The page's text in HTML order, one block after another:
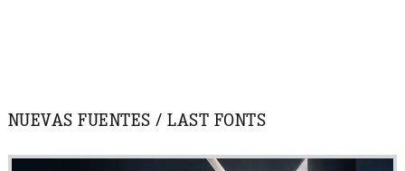
NUEVAS FUENTES / LAST FONTS